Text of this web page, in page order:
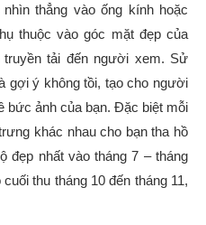
thẳng vào ống kính hoặc
thuộc vào góc mặt đẹp của
tải đến người xem. Sử
gợi ý không tồi, tạo cho người
bức ảnh của bạn. Đặc biệt mỗi
khác nhau cho bạn tha hồ
đẹp nhất vào tháng 7 – tháng
thu tháng 10 đến tháng 11,